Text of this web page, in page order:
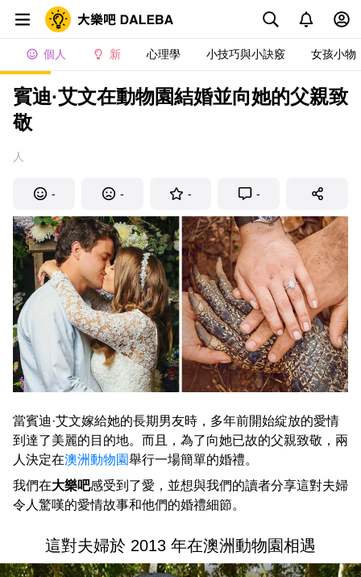
個人 新 心理學 小技巧與小訣竅 女孩小物
賓迪·艾文在動物園結婚並向她的父親致
敬
人
- - - -
當賓迪·艾文嫁給她的長期男友時，多年前開始綻放的愛情
到達了美麗的目的地。而且，為了向她已故的父親致敬，兩
人決定在澳洲動物園舉行一場簡單的婚禮。
我們在大樂吧感受到了愛，並想與我們的讀者分享這對夫婦
令人驚嘆的愛情故事和他們的婚禮細節。
這對夫婦於 2013 年在澳洲動物園相遇